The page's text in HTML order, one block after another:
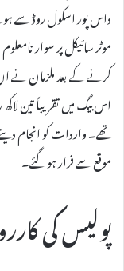
داس پور اسکول روڈ سے
موٹر سائیکل پر سوار
کرنے کے بعد ملزمان نے
اس بیگ میں تقریباً تین
تھے۔ واردات کو انجام
موقع سے فرار ہو گئے۔
پولیس کی